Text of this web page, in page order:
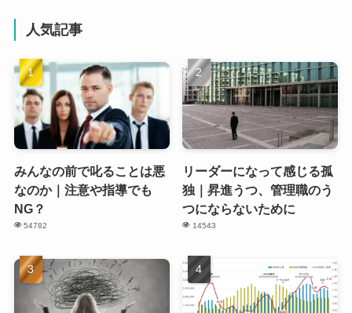
人気記事
みんなの前で叱ることは悪
なのか｜注意や指導でも
NG？
54782
リーダーになって感じる孤
独｜昇進うつ、管理職のう
つにならないために
14543